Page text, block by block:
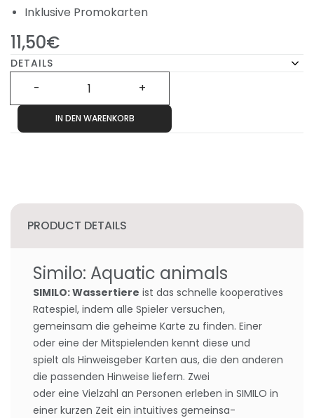
Inklusive Promokarten
11,50€
DETAILS
IN DEN WARENKORB
PRODUCT DETAILS
Similo: Aquatic animals
SIMILO: Wassertiere ist das schnelle kooperatives
Ratespiel, indem alle Spieler versuchen,
gemeinsam die geheime Karte zu finden. Einer
oder eine der Mitspielenden kennt diese und
spielt als Hinweisgeber Karten aus, die den anderen
die passenden Hinweise liefern. Zwei
oder eine Vielzahl an Personen erleben in SIMILO in
einer kurzen Zeit ein intuitives gemeinsa-